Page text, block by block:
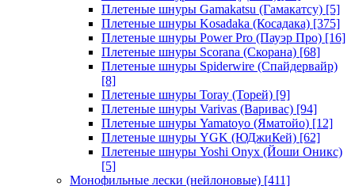
Плетеные шнуры Gamakatsu (Гамакатсу) [5]
Плетеные шнуры Kosadaka (Косадака) [375]
Плетеные шнуры Power Pro (Пауэр Про) [16]
Плетеные шнуры Scorana (Скорана) [68]
Плетеные шнуры Spiderwire (Спайдервайр)
[8]
Плетеные шнуры Toray (Торей) [9]
Плетеные шнуры Varivas (Варивас) [94]
Плетеные шнуры Yamatoyo (Яматойо) [12]
Плетеные шнуры YGK (ЮДжиКей) [62]
Плетеные шнуры Yoshi Onyx (Йоши Оникс)
[5]
Монофильные лески (нейлоновые) [411]